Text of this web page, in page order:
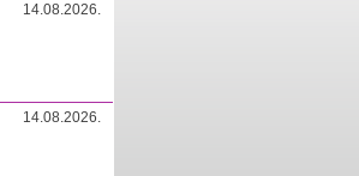
14.08.2026.
14.08.2026.